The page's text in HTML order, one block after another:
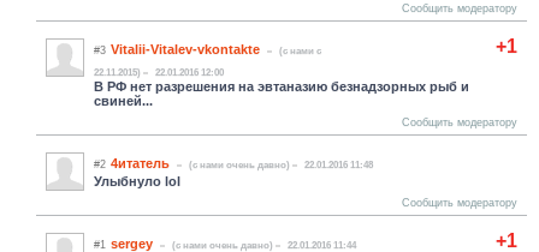
Сообщить модератору
+1
#3 Vitalii-Vitalev-vkontakte
(c нами с
22.11.2015)
22.01.2016 12:00
В РФ нет разрешения на эвтаназию безнадзорных рыб и
свиней...
Сообщить модератору
#2 4итатель (c нами очень давно) 22.01.2016 11:48
Улыбнуло lol
Сообщить модератору
+1
#1 sergey (c нами очень давно) 22.01.2016 11:44